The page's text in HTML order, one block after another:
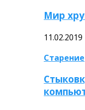
Мир
11.02.2019
Старение